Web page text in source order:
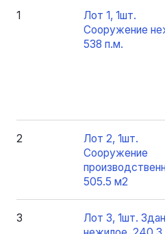
1
Лот 1, 1шт.
Сооружение
538 п.м.
2
Лот 2, 1шт.
Сооружение
505.5 м2
3
Лот 3, 1шт.